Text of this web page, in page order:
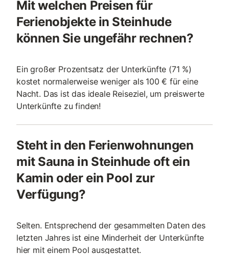
Mit welchen Preisen für
Ferienobjekte in Steinhude
können Sie ungefähr rechnen?
Ein großer Prozentsatz der Unterkünfte (71 %)
kostet normalerweise weniger als 100 € für eine
Nacht. Das ist das ideale Reiseziel, um preiswerte
Unterkünfte zu finden!
Steht in den Ferienwohnungen
mit Sauna in Steinhude oft ein
Kamin oder ein Pool zur
Verfügung?
Selten. Entsprechend der gesammelten Daten des
letzten Jahres ist eine Minderheit der Unterkünfte
hier mit einem Pool ausgestattet.